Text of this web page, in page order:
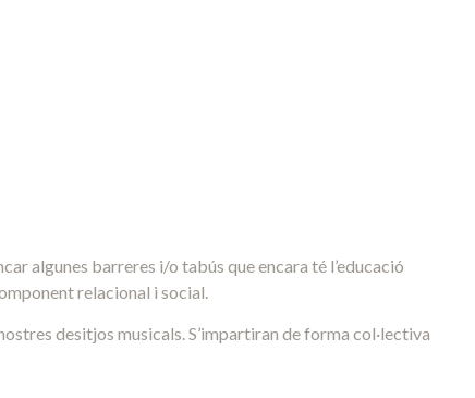
algunes barreres i/o tabús que encara té l’educació
relacional i social.
desitjos musicals. S’impartiran de forma col·lectiva